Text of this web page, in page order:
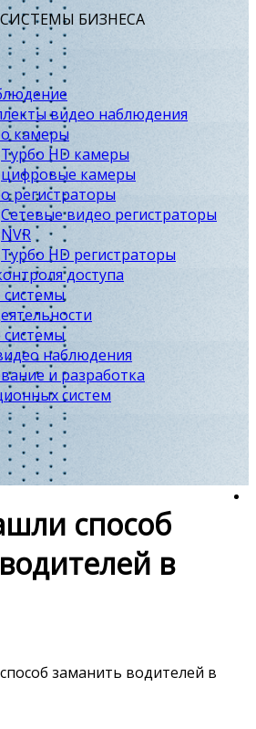
БИЗНЕСА
видео наблюдения
камеры
Турбо HD камеры
цифровые камеры
регистраторы
Сетевые видео регистраторы
NVR
Турбо HD регистраторы
доступа
наблюдения
и разработка
систем
способ
в
заманить водителей в